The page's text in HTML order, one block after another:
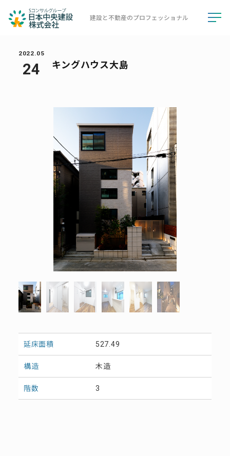
建設と不動産のプロフェッショナル
2022.05
24 キングハウス大島
延床面積 527.49
構造 木造
階数 3